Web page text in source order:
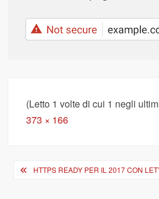
(Letto 1 volte di cui 1 negli
Full
373 × 166
Navigazione
HTTPS READY PER IL 2017 CON